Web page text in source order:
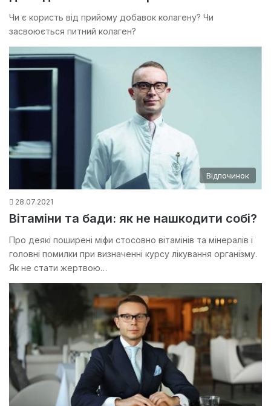
Чи є користь від прийому добавок колагену? Чи
засвоюється питний колаген?
Відпочинок
28.07.2021
Вітаміни та бади: як не нашкодити собі?
Про деякі поширені міфи стосовно вітамінів та мінералів і
головні помилки при визначенні курсу лікування організму.
Як не стати жертвою…